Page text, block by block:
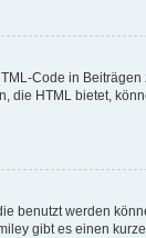
Code in
die HTML bietet,
benutzt werden
gibt es einen